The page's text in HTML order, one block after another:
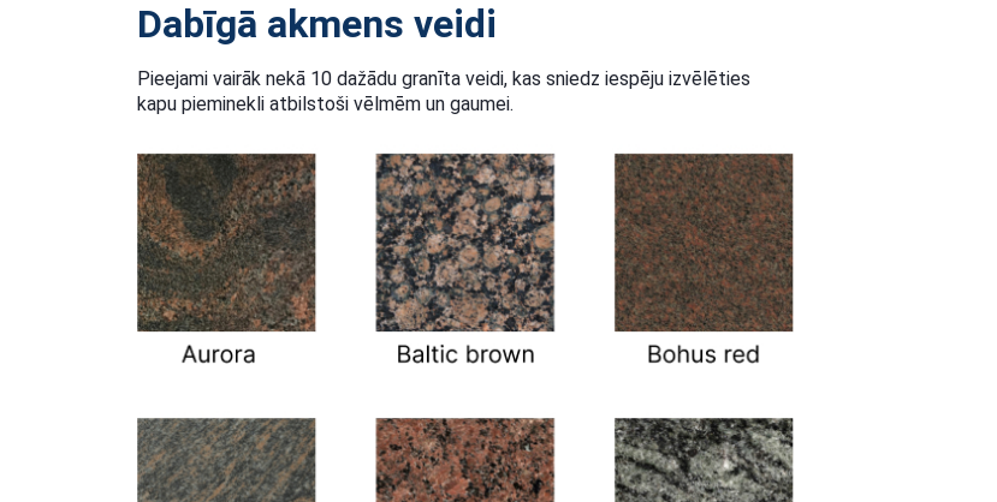
Dabīgā akmens veidi
Pieejami vairāk nekā 10 dažādu granīta veidi, kas sniedz iespēju izvēlēties
kapu pieminekli atbilstoši vēlmēm un gaumei.